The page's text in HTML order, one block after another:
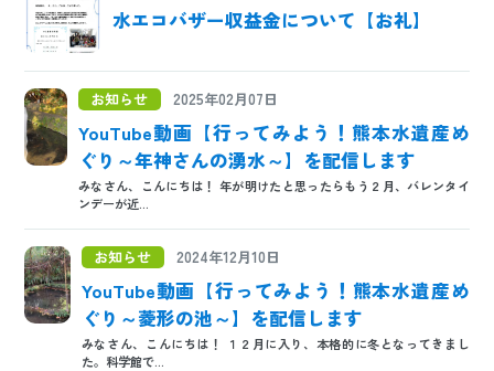
水エコバザー収益金について【お礼】
お知らせ 2025年02月07日
YouTube動画【行ってみよう！熊本水遺産め
ぐり～年神さんの湧水～】を配信します
みなさん、こんにちは！ 年が明けたと思ったらもう２月、バレンタイ
ンデーが近...
お知らせ 2024年12月10日
YouTube動画【行ってみよう！熊本水遺産め
ぐり～菱形の池～】を配信します
みなさん、こんにちは！ １２月に入り、本格的に冬となってきまし
た。科学館で...